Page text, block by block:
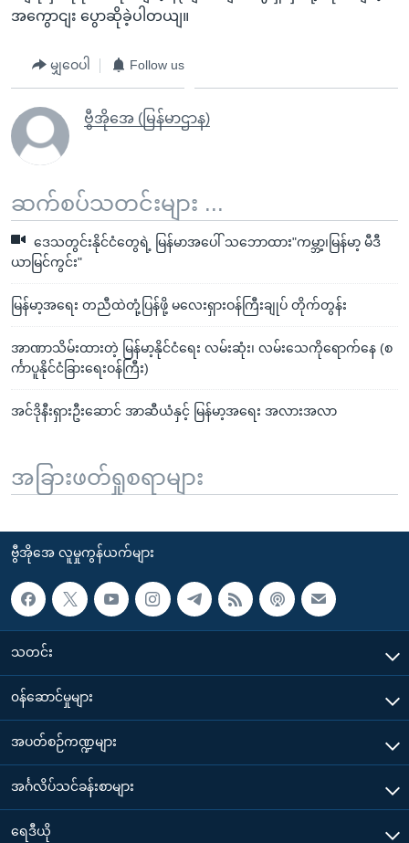
အကွောငျး ပွောဆိုခဲ့ပါတယျ။
မျှဝေပါ Follow us
ဗွီအိုအေ (မြန်မာဌာန)
ဆက်စပ်သတင်းများ ...
ဒေသတွင်းနိုင်ငံတွေရဲ့ မြန်မာအပေါ် သဘောထား"ကမ္ဘာ့၊မြန်မာ့ မီဒီ
ယာမြင်ကွင်း"
မြန်မာ့အရေး တညီထဲတုံ့ပြန်ဖို့ မလေးရှားဝန်ကြီးချုပ် တိုက်တွန်း
အာဏာသိမ်းထားတဲ့ မြန်မာ့နိုင်ငံရေး လမ်းဆုံး၊ လမ်းသေကိုရောက်နေ (စ
င်္ကာပူနိုင်ငံခြားရေးဝန်ကြီး)
အင်ဒိုနီးရှားဦးဆောင် အာဆီယံနှင့် မြန်မာ့အရေး အလားအလာ
အခြားဖတ်ရှုစရာများ
ဗွီအိုအေ လူမှုကွန်ယက်များ
သတင်း
၀န်ဆောင်မှုများ
အပတ်စဉ်ကဏ္ဍများ
အင်္ဂလိပ်သင်ခန်းစာများ
ရေဒီယို